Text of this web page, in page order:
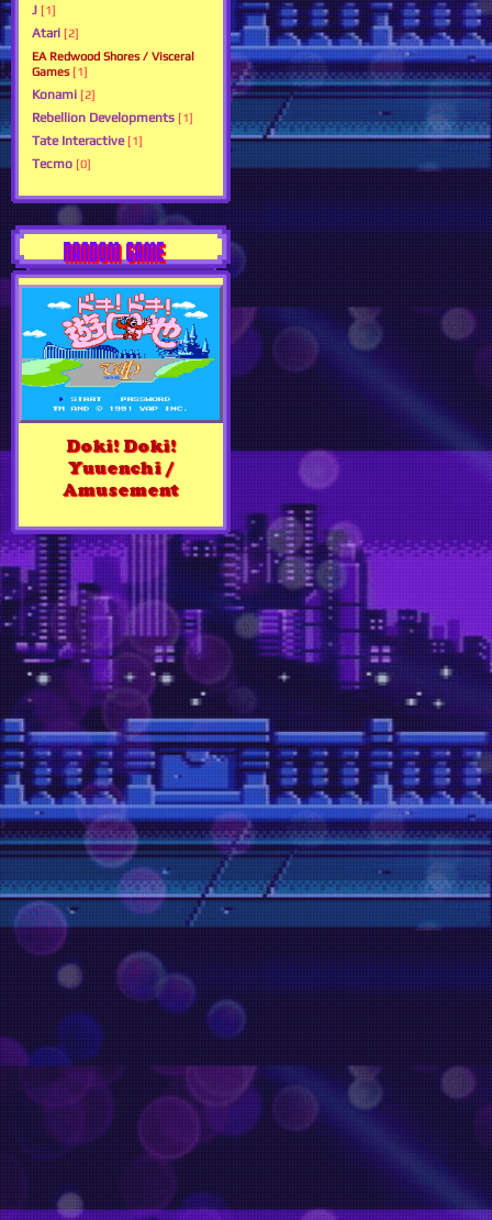
J [1]
Atari [2]
EA Redwood Shores / Visceral
Games [1]
Konami [2]
Rebellion Developments [1]
Tate Interactive [1]
Tecmo [0]
RANDOM GAME
Doki! Doki!
Yuuenchi /
Amusement